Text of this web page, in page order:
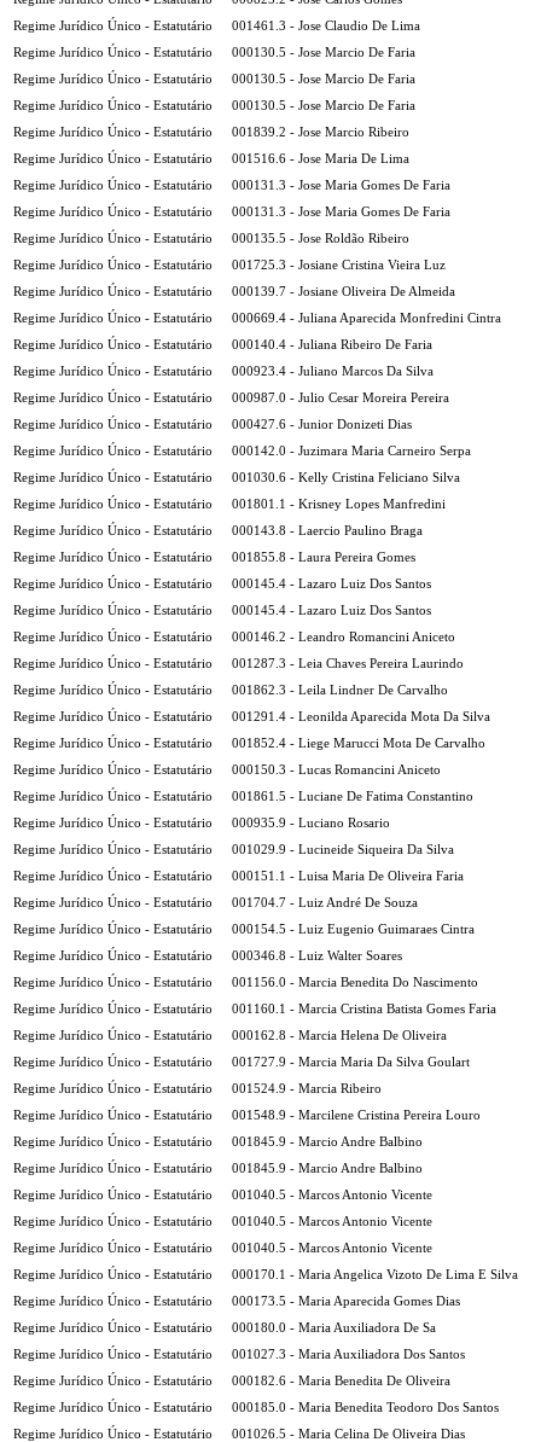
Regime Jurídico Único - Estatutário
001461.3 - Jose Claudio De Lima
Regime Jurídico Único - Estatutário
000130.5 - Jose Marcio De Faria
Regime Jurídico Único - Estatutário
000130.5 - Jose Marcio De Faria
Regime Jurídico Único - Estatutário
000130.5 - Jose Marcio De Faria
Regime Jurídico Único - Estatutário
001839.2 - Jose Marcio Ribeiro
Regime Jurídico Único - Estatutário
001516.6 - Jose Maria De Lima
Regime Jurídico Único - Estatutário
000131.3 - Jose Maria Gomes De Faria
Regime Jurídico Único - Estatutário
000131.3 - Jose Maria Gomes De Faria
Regime Jurídico Único - Estatutário
000135.5 - Jose Roldão Ribeiro
Regime Jurídico Único - Estatutário
001725.3 - Josiane Cristina Vieira Luz
Regime Jurídico Único - Estatutário
000139.7 - Josiane Oliveira De Almeida
Regime Jurídico Único - Estatutário
000669.4 - Juliana Aparecida Monfredini Cintra
Regime Jurídico Único - Estatutário
000140.4 - Juliana Ribeiro De Faria
Regime Jurídico Único - Estatutário
000923.4 - Juliano Marcos Da Silva
Regime Jurídico Único - Estatutário
000987.0 - Julio Cesar Moreira Pereira
Regime Jurídico Único - Estatutário
000427.6 - Junior Donizeti Dias
Regime Jurídico Único - Estatutário
000142.0 - Juzimara Maria Carneiro Serpa
Regime Jurídico Único - Estatutário
001030.6 - Kelly Cristina Feliciano Silva
Regime Jurídico Único - Estatutário
001801.1 - Krisney Lopes Manfredini
Regime Jurídico Único - Estatutário
000143.8 - Laercio Paulino Braga
Regime Jurídico Único - Estatutário
001855.8 - Laura Pereira Gomes
Regime Jurídico Único - Estatutário
000145.4 - Lazaro Luiz Dos Santos
Regime Jurídico Único - Estatutário
000145.4 - Lazaro Luiz Dos Santos
Regime Jurídico Único - Estatutário
000146.2 - Leandro Romancini Aniceto
Regime Jurídico Único - Estatutário
001287.3 - Leia Chaves Pereira Laurindo
Regime Jurídico Único - Estatutário
001862.3 - Leila Lindner De Carvalho
Regime Jurídico Único - Estatutário
001291.4 - Leonilda Aparecida Mota Da Silva
Regime Jurídico Único - Estatutário
001852.4 - Liege Marucci Mota De Carvalho
Regime Jurídico Único - Estatutário
000150.3 - Lucas Romancini Aniceto
Regime Jurídico Único - Estatutário
001861.5 - Luciane De Fatima Constantino
Regime Jurídico Único - Estatutário
000935.9 - Luciano Rosario
Regime Jurídico Único - Estatutário
001029.9 - Lucineide Siqueira Da Silva
Regime Jurídico Único - Estatutário
000151.1 - Luisa Maria De Oliveira Faria
Regime Jurídico Único - Estatutário
001704.7 - Luiz André De Souza
Regime Jurídico Único - Estatutário
000154.5 - Luiz Eugenio Guimaraes Cintra
Regime Jurídico Único - Estatutário
000346.8 - Luiz Walter Soares
Regime Jurídico Único - Estatutário
001156.0 - Marcia Benedita Do Nascimento
Regime Jurídico Único - Estatutário
001160.1 - Marcia Cristina Batista Gomes Faria
Regime Jurídico Único - Estatutário
000162.8 - Marcia Helena De Oliveira
Regime Jurídico Único - Estatutário
001727.9 - Marcia Maria Da Silva Goulart
Regime Jurídico Único - Estatutário
001524.9 - Marcia Ribeiro
Regime Jurídico Único - Estatutário
001548.9 - Marcilene Cristina Pereira Louro
Regime Jurídico Único - Estatutário
001845.9 - Marcio Andre Balbino
Regime Jurídico Único - Estatutário
001845.9 - Marcio Andre Balbino
Regime Jurídico Único - Estatutário
001040.5 - Marcos Antonio Vicente
Regime Jurídico Único - Estatutário
001040.5 - Marcos Antonio Vicente
Regime Jurídico Único - Estatutário
001040.5 - Marcos Antonio Vicente
Regime Jurídico Único - Estatutário
000170.1 - Maria Angelica Vizoto De Lima E Silva
Regime Jurídico Único - Estatutário
000173.5 - Maria Aparecida Gomes Dias
Regime Jurídico Único - Estatutário
000180.0 - Maria Auxiliadora De Sa
Regime Jurídico Único - Estatutário
001027.3 - Maria Auxiliadora Dos Santos
Regime Jurídico Único - Estatutário
000182.6 - Maria Benedita De Oliveira
Regime Jurídico Único - Estatutário
000185.0 - Maria Benedita Teodoro Dos Santos
Regime Jurídico Único - Estatutário
001026.5 - Maria Celina De Oliveira Dias